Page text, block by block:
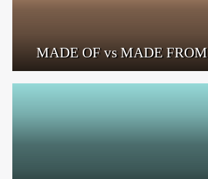
MADE OF vs MADE FROM